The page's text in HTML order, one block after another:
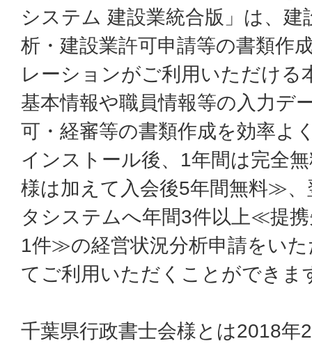
システム 建設業統合版」は、建
析・建設業許可申請等の書類作
レーションがご利用いただける
基本情報や職員情報等の入力デ
可・経審等の書類作成を効率よ
インストール後、1年間は完全
様は加えて入会後5年間無料≫
タシステムへ年間3件以上≪提
1件≫の経営状況分析申請をい
てご利用いただくことができま
千葉県行政書士会様とは2018年